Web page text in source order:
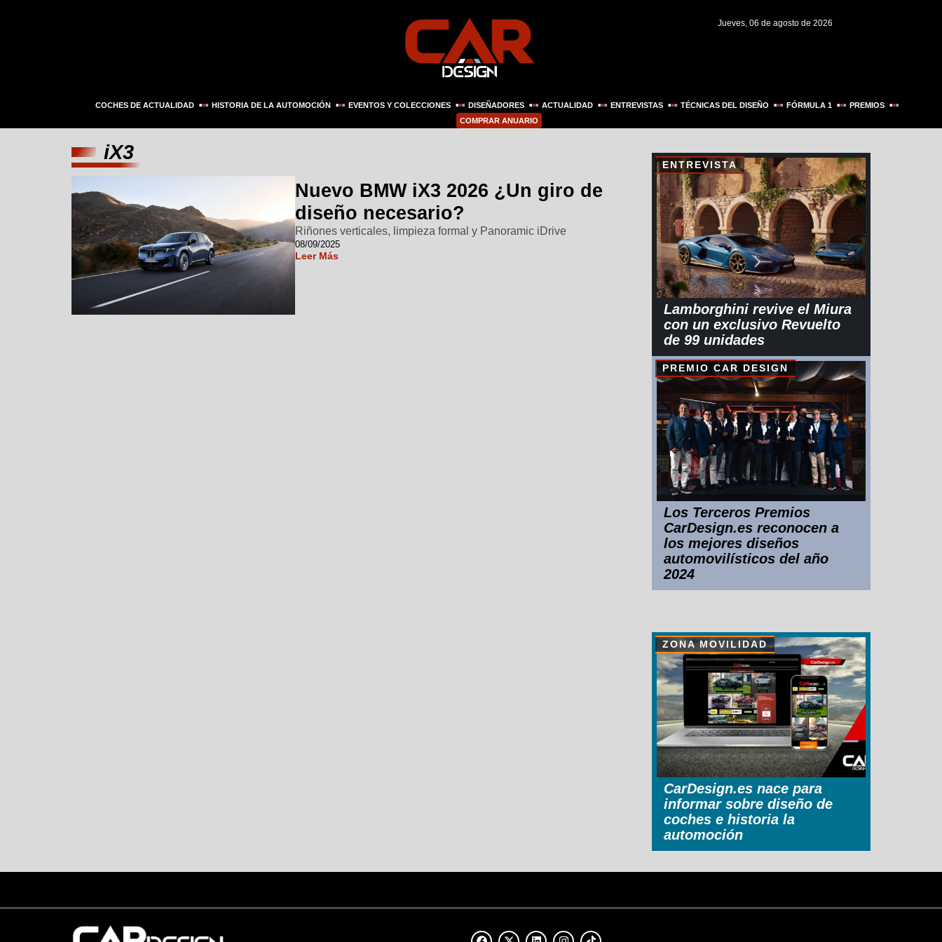
Jueves, 06 de agosto de 2026
COCHES DE ACTUALIDAD HISTORIA DE LA AUTOMOCIÓN EVENTOS Y COLECCIONES DISEÑADORES ACTUALIDAD ENTREVISTAS TÉCNICAS DEL DISEÑO FÓRMULA 1
PREMIOS
COMPRAR ANUARIO
iX3
Nuevo BMW iX3 2026 ¿Un giro de
diseño necesario?
Riñones verticales, limpieza formal y Panoramic iDrive
08/09/2025
Leer Más
ENTREVISTA
Lamborghini revive el Miura
con un exclusivo Revuelto
de 99 unidades
PREMIO CAR DESIGN
Los Terceros Premios
CarDesign.es reconocen a
los mejores diseños
automovilísticos del año
2024
ZONA MOVILIDAD
CarDesign.es nace para
informar sobre diseño de
coches e historia la
automoción